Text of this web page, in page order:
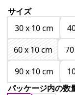
サイズ
30 x 10 cm
60 x 10 cm
90 x 10 cm
パッケージ内の数